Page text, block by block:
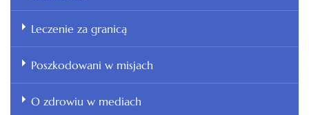
Leczenie za granicą
Poszkodowani w misjach
O zdrowiu w mediach